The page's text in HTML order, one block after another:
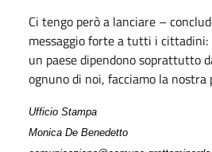
Ci tengo però a lanciare –
messaggio forte a tutti i cittadini:
un paese dipendono soprattutto
ognuno di noi, facciamo la nostra
Ufficio Stampa
Monica De Benedetto